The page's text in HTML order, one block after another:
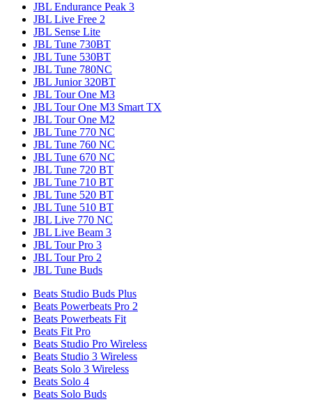
JBL Endurance Peak 3
JBL Live Free 2
JBL Sense Lite
JBL Tune 730BT
JBL Tune 530BT
JBL Tune 780NC
JBL Junior 320BT
JBL Tour One M3
JBL Tour One M3 Smart TX
JBL Tour One M2
JBL Tune 770 NC
JBL Tune 760 NC
JBL Tune 670 NC
JBL Tune 720 BT
JBL Tune 710 BT
JBL Tune 520 BT
JBL Tune 510 BT
JBL Live 770 NC
JBL Live Beam 3
JBL Tour Pro 3
JBL Tour Pro 2
JBL Tune Buds
Beats Studio Buds Plus
Beats Powerbeats Pro 2
Beats Powerbeats Fit
Beats Fit Pro
Beats Studio Pro Wireless
Beats Studio 3 Wireless
Beats Solo 3 Wireless
Beats Solo 4
Beats Solo Buds